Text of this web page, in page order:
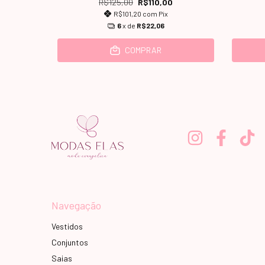
R$125,00 R$110,00
R$101,20 com Pix
6x de R$22,06
COMPRAR
Navegação
Vestidos
Conjuntos
Saias